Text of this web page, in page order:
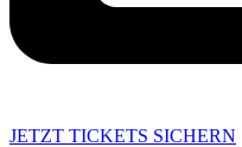
JETZT TICKETS SICHERN